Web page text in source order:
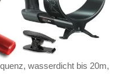
wasserdicht bis 20m,